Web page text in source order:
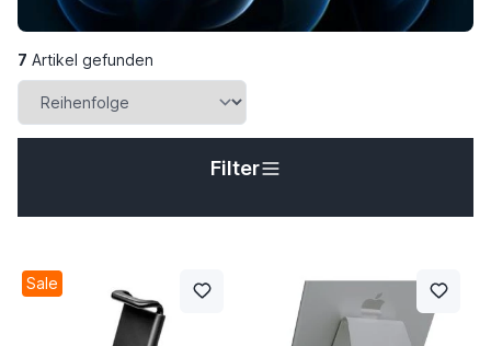
7 Artikel gefunden
Filter
Sale